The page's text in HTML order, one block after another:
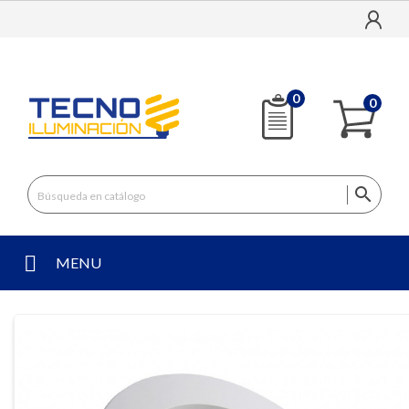
0 0

MENU